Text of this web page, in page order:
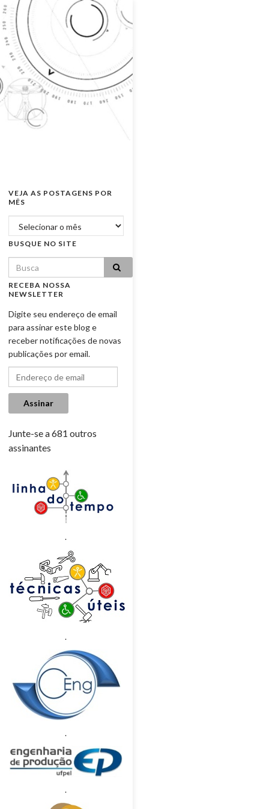
VEJA AS POSTAGENS POR
MÊS
Veja as postagens por mês
BUSQUE NO SITE
Search for:
RECEBA NOSSA
NEWSLETTER
Digite seu endereço de email
para assinar este blog e
receber notificações de novas
publicações por email.
Endereço de email
Assinar
Junte-se a 681 outros
assinantes
.
.
.
.